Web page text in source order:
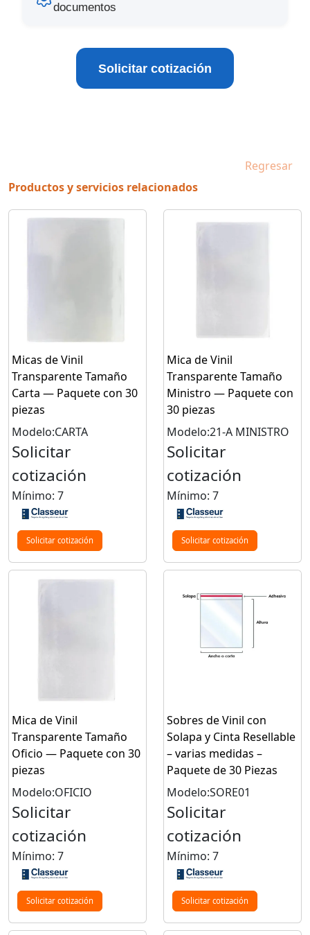
documentos
Solicitar cotización
Regresar
Productos y servicios relacionados
Micas de Vinil
Transparente Tamaño
Carta — Paquete con 30
piezas
Modelo:CARTA
Solicitar
cotización
Mínimo: 7
Solicitar cotización
Mica de Vinil
Transparente Tamaño
Ministro — Paquete con
30 piezas
Modelo:21-A MINISTRO
Solicitar
cotización
Mínimo: 7
Solicitar cotización
Mica de Vinil
Transparente Tamaño
Oficio — Paquete con 30
piezas
Modelo:OFICIO
Solicitar
cotización
Mínimo: 7
Solicitar cotización
Sobres de Vinil con
Solapa y Cinta Resellable
– varias medidas –
Paquete de 30 Piezas
Modelo:SORE01
Solicitar
cotización
Mínimo: 7
Solicitar cotización